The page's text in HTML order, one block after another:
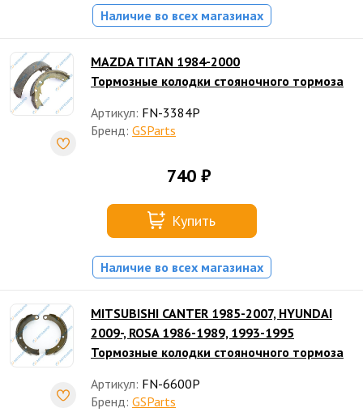
Наличие во всех магазинах
MAZDA TITAN 1984-2000
Тормозные колодки стояночного тормоза
Артикул: FN-3384P
Бренд: GSParts
740 ₽
Купить
Наличие во всех магазинах
MITSUBISHI CANTER 1985-2007, HYUNDAI
2009-, ROSA 1986-1989, 1993-1995
Тормозные колодки стояночного тормоза
Артикул: FN-6600P
Бренд: GSParts